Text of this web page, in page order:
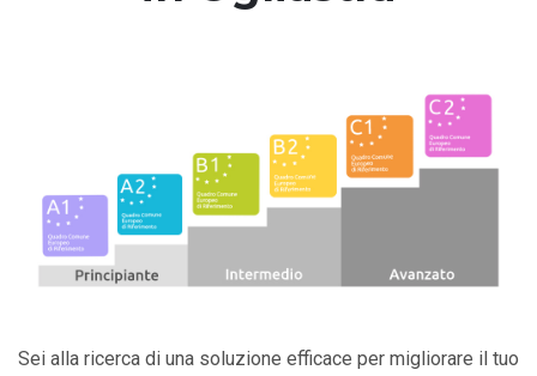
Sei alla ricerca di una soluzione efficace per migliorare il tuo